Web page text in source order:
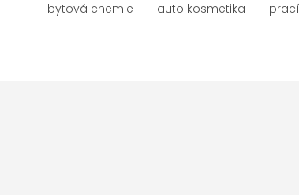
bytová chemie auto kosmetika